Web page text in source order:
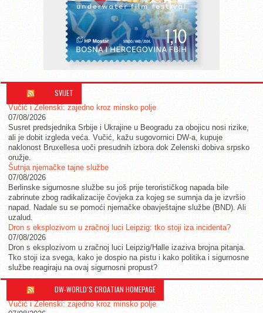
SVIJET
Vučić i Zelenski: zajedno kroz minsko polje
07/08/2026
Susret predsjednika Srbije i Ukrajine u Beogradu za obojicu nosi rizike,
ali je dobit izgleda veća. Vučić, kažu sugovornici DW-a, kupuje
naklonost Bruxellesa uoči presudnih izbora dok Zelenski dobiva srpsko
oružje.
Šutnja njemačke tajne službe
07/08/2026
Berlinske sigurnosne službe su još prije terorističkog napada bile
zabrinute zbog radikalizacije čovjeka za kojeg se sumnja da je izvršio
napad. Nadale su se pomoći njemačke obavještajne službe (BND). Ali
uzalud.
Dron s eksplozivom u zračnoj luci Leipzig: tko stoji iza incidenta?
07/08/2026
Dron s eksplozivom u zračnoj luci Leipzig/Halle izaziva brojna pitanja.
Tko stoji iza svega, kako je dospio na pistu i kako politika i sigurnosne
službe reagiraju na ovaj sigurnosni propust?
DW-WORLD´S CROATIAN HOMEPAGE
Vučić i Zelenski: zajedno kroz minsko polje